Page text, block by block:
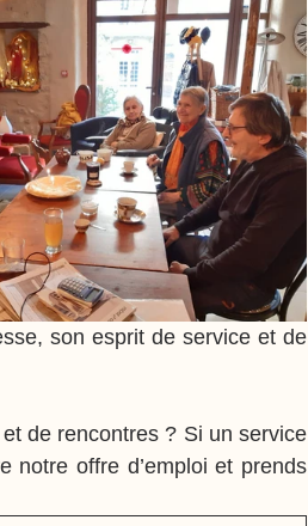
son esprit de service et de
de rencontres ? Si un service
notre offre d’emploi et prends